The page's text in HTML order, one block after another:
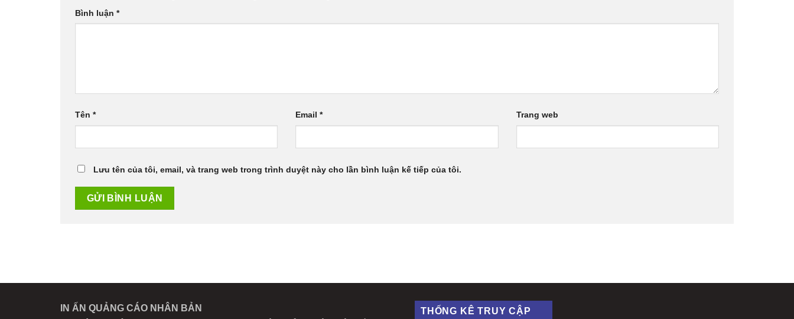
Bình luận *
Tên * Email* Trang web
Lưu tên của tôi, email, và trang web trong trình duyệt này cho lần bình luận kế tiếp của tôi.
IN ẤN QUẢNG CÁO NHÂN BẢN
THỐNG KÊ TRUY CẬP